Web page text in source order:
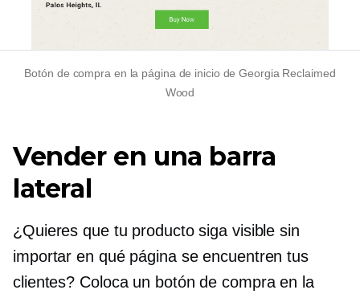
Botón de compra en la página de inicio de Georgia Reclaimed
Wood
Vender en una barra
lateral
¿Quieres que tu producto siga visible sin
importar en qué página se encuentren tus
clientes? Coloca un botón de compra en la